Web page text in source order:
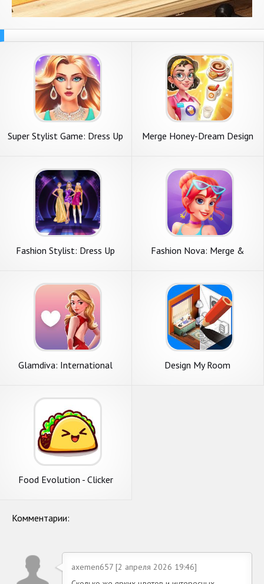
Super Stylist Game: Dress Up
Merge Honey-Dream Design
Fashion Stylist: Dress Up
Fashion Nova: Merge &
Glamdiva: International
Design My Room
Food Evolution - Clicker
Комментарии:
axemen657 [2 апреля 2026 19:46]